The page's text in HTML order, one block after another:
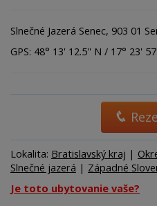
Slnečné Jazerá Senec, 903 01
GPS: 48° 13' 12.5'' N / 17° 23'
Lokalita: Bratislavský kraj |
Slnečné jazerá | Západné
Je toto ubytovanie vaše?